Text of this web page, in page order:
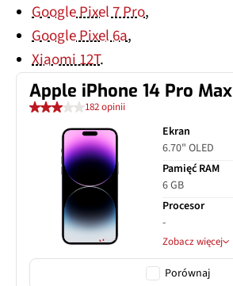
Google Pixel 7 Pro,
Google Pixel 6a,
Xiaomi 12T.
Apple iPhone 14 Pro Max
182 opinii
Ekran
6.70" OLED
Pamięć RAM
6 GB
Procesor
-
Zobacz więcej
Porównaj